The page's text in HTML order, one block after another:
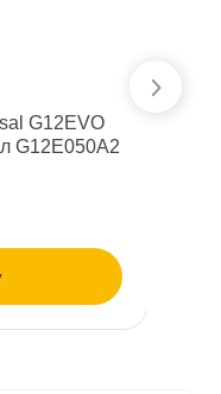
G12EVO
G12E050A2